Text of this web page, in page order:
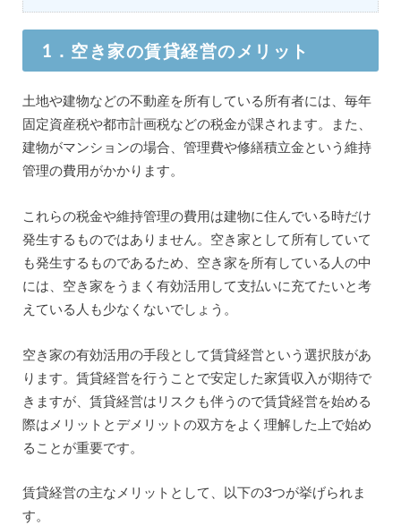
1．空き家の賃貸経営のメリット
土地や建物などの不動産を所有している所有者には、毎年
固定資産税や都市計画税などの税金が課されます。また、
建物がマンションの場合、管理費や修繕積立金という維持
管理の費用がかかります。
これらの税金や維持管理の費用は建物に住んでいる時だけ
発生するものではありません。空き家として所有していて
も発生するものであるため、空き家を所有している人の中
には、空き家をうまく有効活用して支払いに充てたいと考
えている人も少なくないでしょう。
空き家の有効活用の手段として賃貸経営という選択肢があ
ります。賃貸経営を行うことで安定した家賃収入が期待で
きますが、賃貸経営はリスクも伴うので賃貸経営を始める
際はメリットとデメリットの双方をよく理解した上で始め
ることが重要です。
賃貸経営の主なメリットとして、以下の3つが挙げられま
す。